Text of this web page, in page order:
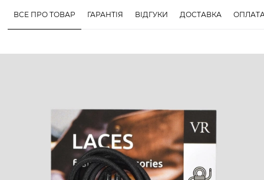
ВСЕ ПРО ТОВАР ГАРАНТІЯ ВІДГУКИ ДОСТАВКА